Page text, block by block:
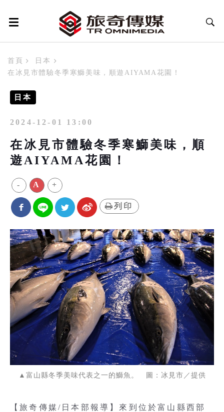
首頁
日本
在冰見市體驗冬季寒鰤美味，順遊AIYAMA花園！
日本
2024-12-01 13:00
在冰見市體驗冬季寒鰤美味，順
遊AIYAMA花園！
- A +
列印
▲富山縣冬季美味代表之一的鰤魚。 圖：冰見市／提供
【旅奇傳媒/日本部報導】來到位於富山縣西部